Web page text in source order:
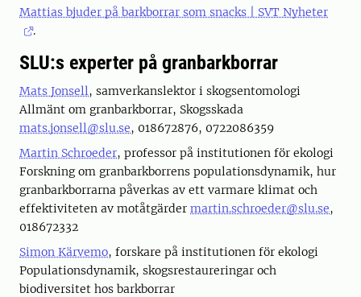
Mattias bjuder på barkborrar som snacks | SVT Nyheter
.
SLU:s experter på granbarkborrar
Mats Jonsell, samverkanslektor i skogsentomologi
Allmänt om granbarkborrar, Skogsskada
mats.jonsell@slu.se, 018672876, 0722086359
Martin Schroeder, professor på institutionen för ekologi
Forskning om granbarkborrens populationsdynamik, hur
granbarkborrarna påverkas av ett varmare klimat och
effektiviteten av motåtgärder martin.schroeder@slu.se,
018672332
Simon Kärvemo, forskare på institutionen för ekologi
Populationsdynamik, skogsrestaureringar och
biodiversitet hos barkborrar